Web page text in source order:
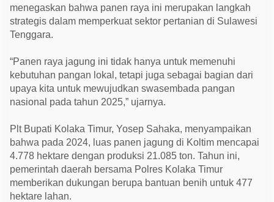
o
n
a
menegaskan bahwa panen raya ini merupakan langkah
strategis dalam memperkuat sektor pertanian di Sulawesi
Tenggara.
“Panen raya jagung ini tidak hanya untuk memenuhi
kebutuhan pangan lokal, tetapi juga sebagai bagian dari
upaya kita untuk mewujudkan swasembada pangan
nasional pada tahun 2025,” ujarnya.
Plt Bupati Kolaka Timur, Yosep Sahaka, menyampaikan
bahwa pada 2024, luas panen jagung di Koltim mencapai
4.778 hektare dengan produksi 21.085 ton. Tahun ini,
pemerintah daerah bersama Polres Kolaka Timur
memberikan dukungan berupa bantuan benih untuk 477
hektare lahan.